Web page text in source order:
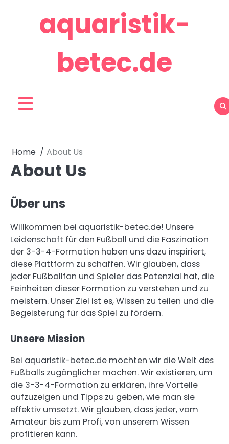
aquaristik-
betec.de
Home About Us
About Us
Über uns
Willkommen bei aquaristik-betec.de! Unsere
Leidenschaft für den Fußball und die Faszination
der 3-3-4-Formation haben uns dazu inspiriert,
diese Plattform zu schaffen. Wir glauben, dass
jeder Fußballfan und Spieler das Potenzial hat, die
Feinheiten dieser Formation zu verstehen und zu
meistern. Unser Ziel ist es, Wissen zu teilen und die
Begeisterung für das Spiel zu fördern.
Unsere Mission
Bei aquaristik-betec.de möchten wir die Welt des
Fußballs zugänglicher machen. Wir existieren, um
die 3-3-4-Formation zu erklären, ihre Vorteile
aufzuzeigen und Tipps zu geben, wie man sie
effektiv umsetzt. Wir glauben, dass jeder, vom
Amateur bis zum Profi, von unserem Wissen
profitieren kann.